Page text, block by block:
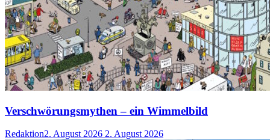
Verschwörungsmythen – ein Wimmelbild
Redaktion2. August 2026 2. August 2026